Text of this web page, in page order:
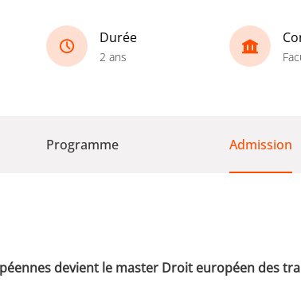
Durée
2 ans
Programme Admission
devient le master Droit européen des